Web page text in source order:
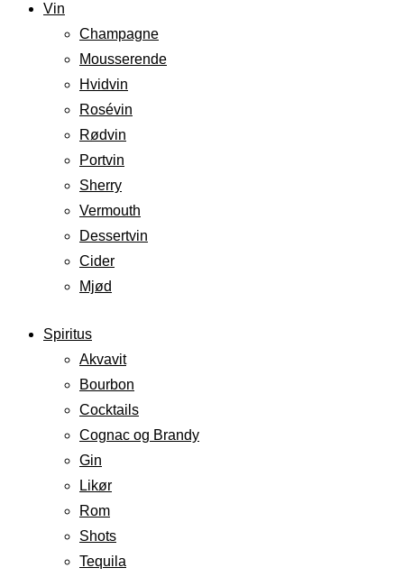
Vin
Champagne
Mousserende
Hvidvin
Rosévin
Rødvin
Portvin
Sherry
Vermouth
Dessertvin
Cider
Mjød
Spiritus
Akvavit
Bourbon
Cocktails
Cognac og Brandy
Gin
Likør
Rom
Shots
Tequila